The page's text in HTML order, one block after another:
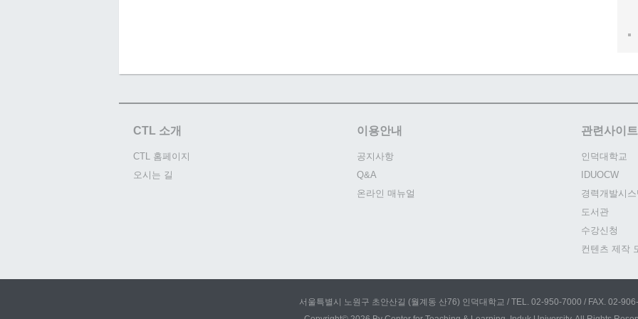
CTL 소개
CTL 홈페이지
오시는 길
이용안내
공지사항
Q&A
온라인 매뉴얼
관련사이트
인덕대학교
IDUOCW
경력개발시스
도서관
수강신청
컨텐츠 제작
서울특별시 노원구 초안산길 (월계동 산76) 인덕대학교 / TEL. 02-950-7000 / FAX. 02-